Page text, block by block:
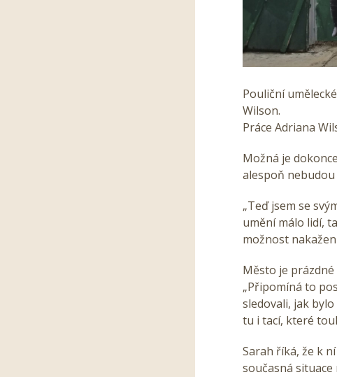
Pouliční
Wilson.
Práce Adriana
Možná je
alespoň
„Teď jsem se
umění málo lidí,
možnost
Město je prázdné
„Připomíná to
sledovali, jak
tu i tací, které
Sarah říká, že k
současná situace